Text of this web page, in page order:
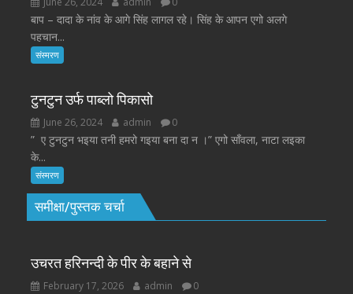
बाप – दादा के नांव के आगे सिंह लागल रहे। सिंह के आपन एगो अलगे
पहचान...
संस्मरण
टुनटुन उर्फ पाब्लो पिकासो
June 26, 2024 admin 0
” ए टुनटुन भइया तनी हमरो गइया बना दा न ।” एगो साँवला, नाटा लइका
के...
संस्मरण
समीक्षा/पुस्तक चर्चा
उचरत हरिनन्दी के पीर के बहाने से
February 17, 2026 admin 0